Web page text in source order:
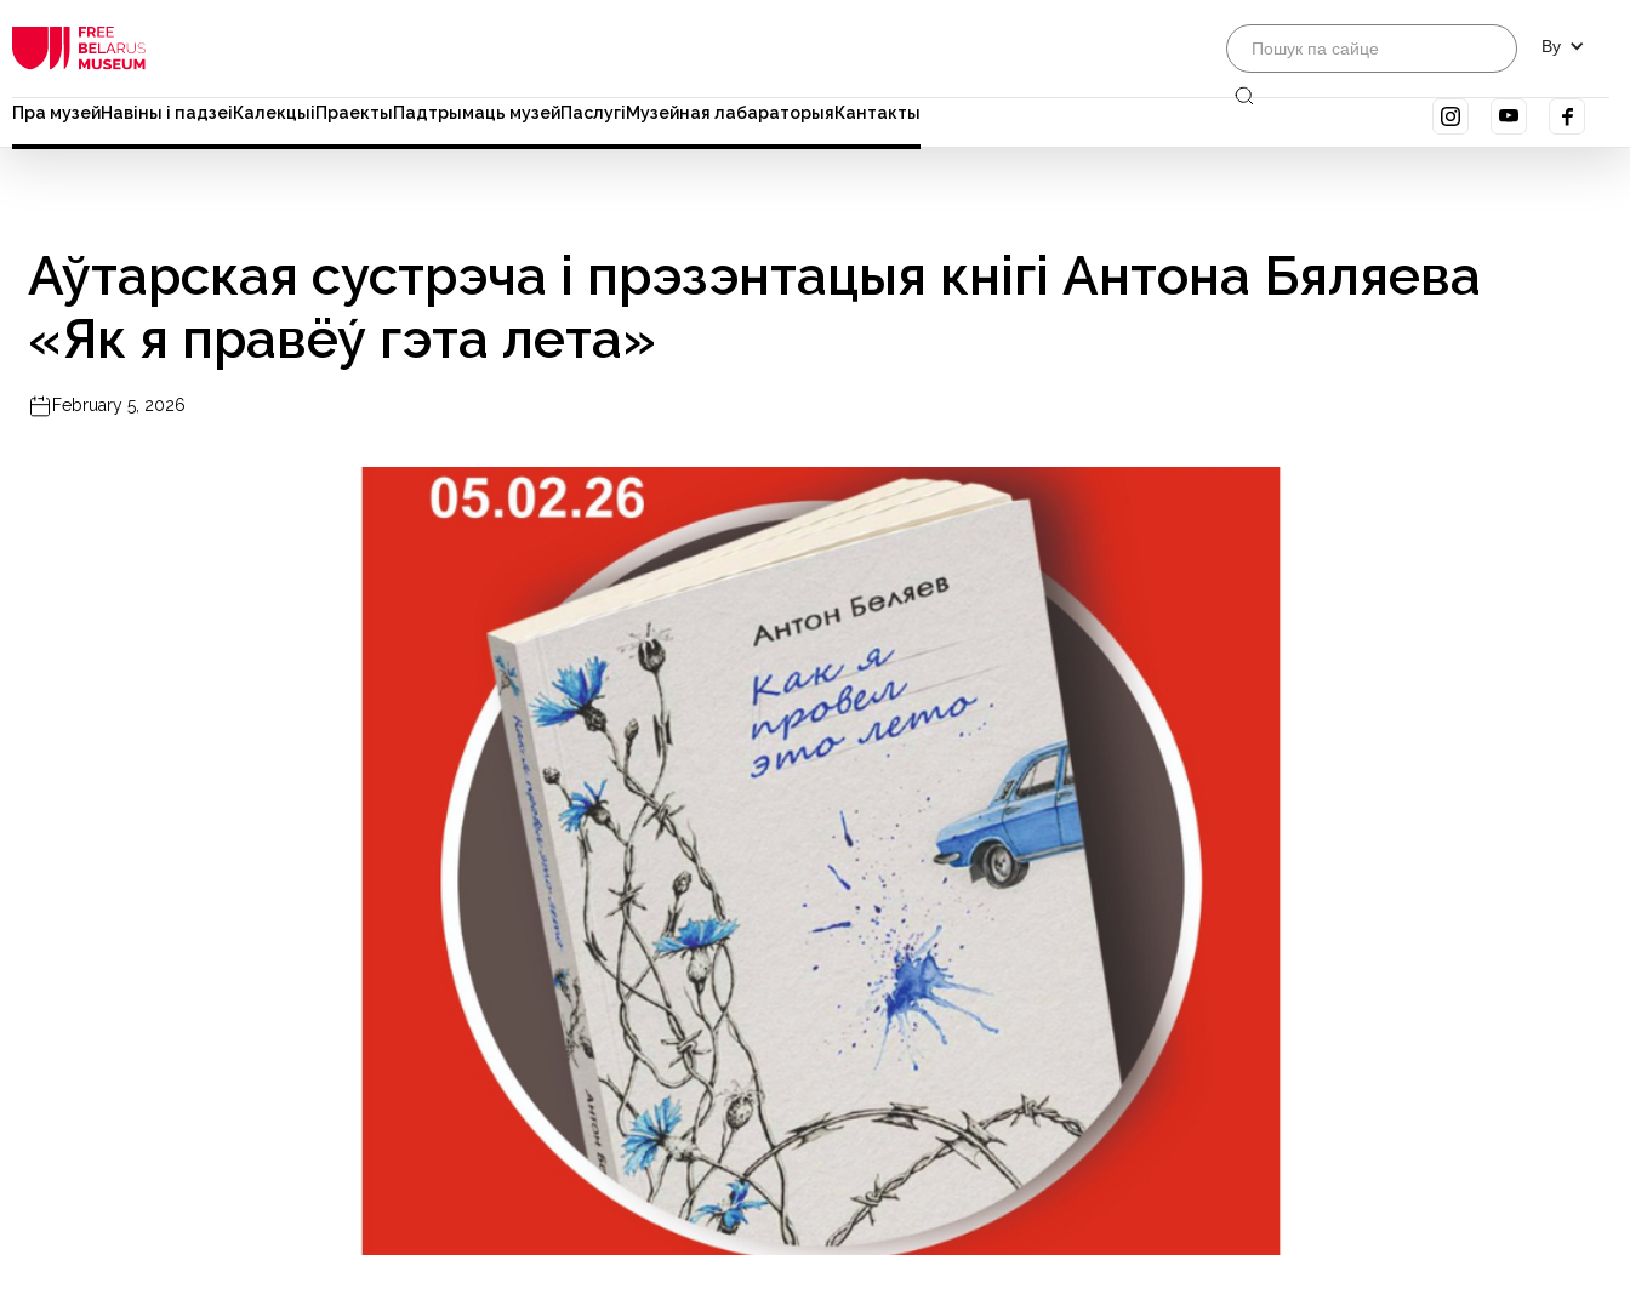
By
Пра музейНавіны і падзеіКалекцыіПраектыПадтрымаць музейПаслугiМузейная лабараторыяКантакты
Аўтарская сустрэча і прэзэнтацыя кнігі Антона Бяляева
«Як я правёу́ гэта лета»
February 5, 2026